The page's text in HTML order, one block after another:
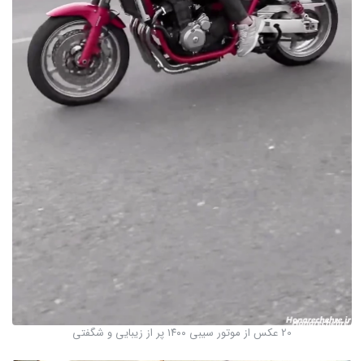
20 عکس از موتور سیبی ۱۴۰۰ پر از زیبایی و شگفتی